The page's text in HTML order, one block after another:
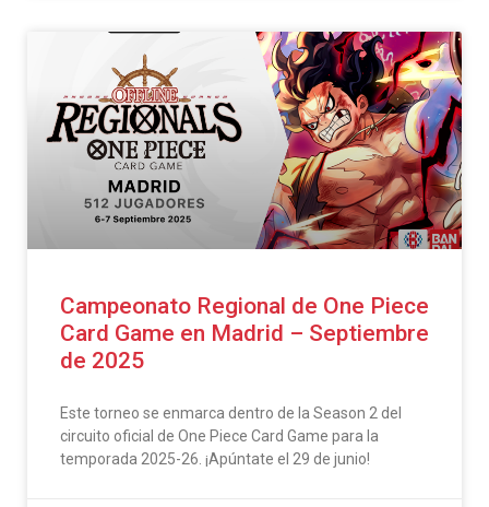
Campeonato Regional de One Piece
Card Game en Madrid – Septiembre
de 2025
Este torneo se enmarca dentro de la Season 2 del
circuito oficial de One Piece Card Game para la
temporada 2025-26. ¡Apúntate el 29 de junio!